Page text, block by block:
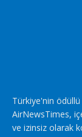
Türkiye'nin
AirNewsTimes,
ve izinsiz olarak